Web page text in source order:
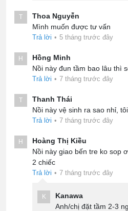
T
Thoa Nguyễn
Mình muốn được tư vấn
Trả lời • 5 tháng trước đây
H
Hồng Minh
Nồi này đun tầm bao lâu thì
Trả lời • 7 tháng trước đây
T
Thanh Thái
Nồi này vệ sinh ra sao nhỉ,
Trả lời • 7 tháng trước đây
H
Hoàng Thị Kiều
Nồi này giao bến tre ko sop
2 chiếc
Trả lời • 7 tháng trước đây
K
Kanawa
Anh/chị đặt tầm 2-3